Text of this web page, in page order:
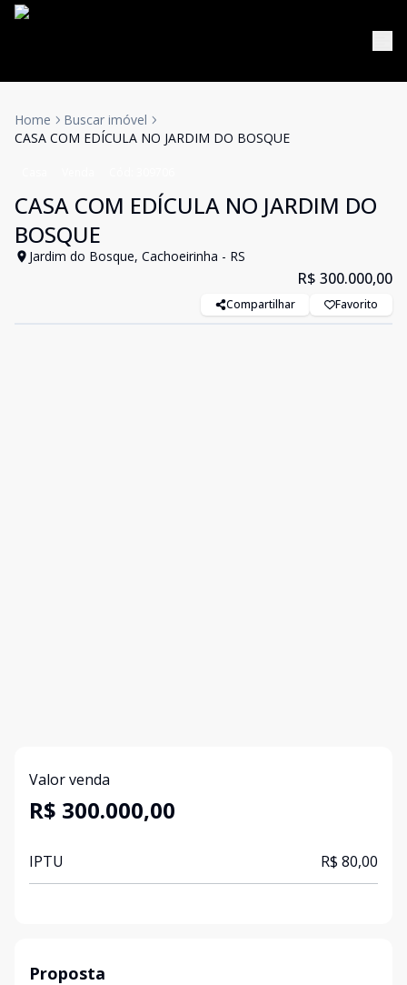
Home
Buscar imóvel
CASA COM EDÍCULA NO JARDIM DO BOSQUE
CASA COM EDÍCULA NO JARDIM DO
BOSQUE
Jardim do Bosque, Cachoeirinha - RS
R$ 300.000,00
Compartilhar Favorito
Valor venda
R$ 300.000,00
IPTU R$ 80,00
Proposta